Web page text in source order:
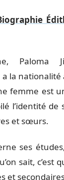
Paloma
la nationalité
femme est
l’identité
et sœurs.
ses
sait, c’est
et